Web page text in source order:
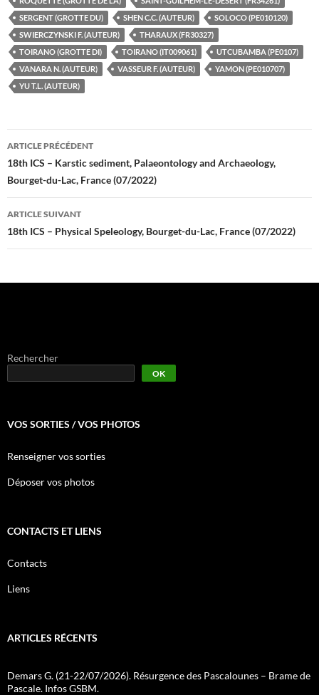
SERGENT (GROTTE DU)
SHEN C.C. (AUTEUR)
SOLOCO (PE010120)
SWIERCZYNSKI F. (AUTEUR)
THARAUX (FR30327)
TOIRANO (GROTTE DI)
TOIRANO (IT009061)
UTCUBAMBA (PE0107)
VANARA N. (AUTEUR)
VASSEUR F. (AUTEUR)
YAMON (PE010707)
YU T.L. (AUTEUR)
Navigation
des
articles
ARTICLE PRÉCÉDENT
18th ICS – Karstic sediment, Palaeontology and Archaeology,
Bourget-du-Lac, France (07/2022)
ARTICLE SUIVANT
18th ICS – Physical Speleology, Bourget-du-Lac, France (07/2022)
Rechercher
OK
VOS SORTIES / VOS PHOTOS
Renseigner vos sorties
Déposer vos photos
CONTACTS ET LIENS
Contacts
Liens
ARTICLES RÉCENTS
Demars G. (21-22/07/2026). Résurgence des Pascalounes – Brame de
Pascale. Infos GSBM.